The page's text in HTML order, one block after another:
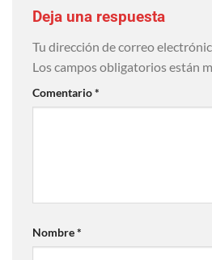
Deja una respuesta
Tu dirección de correo
Los campos obligatorios están
Comentario*
Nombre*